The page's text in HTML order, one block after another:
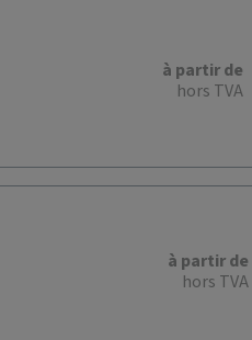
à partir de
hors TVA
à partir de
hors TVA